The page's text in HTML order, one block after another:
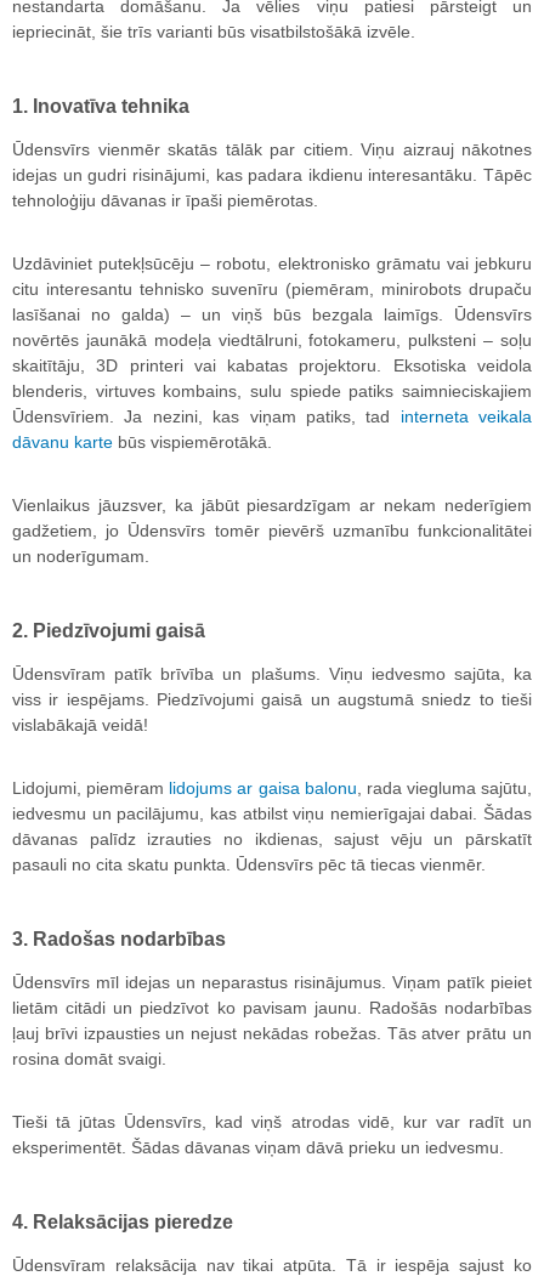
nestandarta domāšanu. Ja vēlies viņu patiesi pārsteigt un
iepriecināt, šie trīs varianti būs visatbilstošākā izvēle.
1. Inovatīva tehnika
Ūdensvīrs vienmēr skatās tālāk par citiem. Viņu aizrauj nākotnes
idejas un gudri risinājumi, kas padara ikdienu interesantāku. Tāpēc
tehnoloģiju dāvanas ir īpaši piemērotas.
Uzdāviniet putekļsūcēju – robotu, elektronisko grāmatu vai jebkuru
citu interesantu tehnisko suvenīru (piemēram, minirobots drupaču
lasīšanai no galda) – un viņš būs bezgala laimīgs. Ūdensvīrs
novērtēs jaunākā modeļa viedtālruni, fotokameru, pulksteni – soļu
skaitītāju, 3D printeri vai kabatas projektoru. Eksotiska veidola
blenderis, virtuves kombains, sulu spiede patiks saimnieciskajiem
Ūdensvīriem. Ja nezini, kas viņam patiks, tad interneta veikala
dāvanu karte būs vispiemērotākā.
Vienlaikus jāuzsver, ka jābūt piesardzīgam ar nekam nederīgiem
gadžetiem, jo Ūdensvīrs tomēr pievērš uzmanību funkcionalitātei
un noderīgumam.
2. Piedzīvojumi gaisā
Ūdensvīram patīk brīvība un plašums. Viņu iedvesmo sajūta, ka
viss ir iespējams. Piedzīvojumi gaisā un augstumā sniedz to tieši
vislabākajā veidā!
Lidojumi, piemēram lidojums ar gaisa balonu , rada viegluma sajūtu,
iedvesmu un pacilājumu, kas atbilst viņu nemierīgajai dabai. Šādas
dāvanas palīdz izrauties no ikdienas, sajust vēju un pārskatīt
pasauli no cita skatu punkta. Ūdensvīrs pēc tā tiecas vienmēr.
3. Radošas nodarbības
Ūdensvīrs mīl idejas un neparastus risinājumus. Viņam patīk pieiet
lietām citādi un piedzīvot ko pavisam jaunu. Radošās nodarbības
ļauj brīvi izpausties un nejust nekādas robežas. Tās atver prātu un
rosina domāt svaigi.
Tieši tā jūtas Ūdensvīrs, kad viņš atrodas vidē, kur var radīt un
eksperimentēt. Šādas dāvanas viņam dāvā prieku un iedvesmu.
4. Relaksācijas pieredze
Ūdensvīram relaksācija nav tikai atpūta. Tā ir iespēja sajust ko